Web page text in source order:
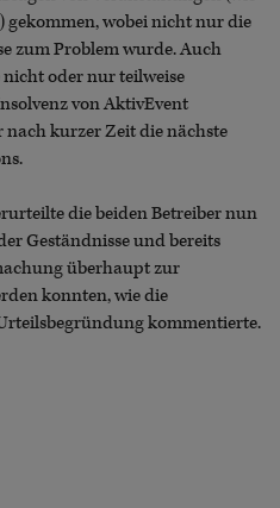
) gekommen, wobei nicht nur die
zum Problem wurde. Auch
oder nur teilweise
von AktivEvent
kurzer Zeit die nächste
die beiden Betreiber nun
Geständnisse und bereits
überhaupt zur
konnten, wie die
kommentierte.